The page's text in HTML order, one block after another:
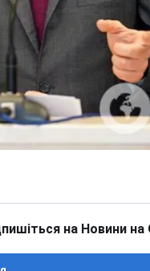
на Новини на